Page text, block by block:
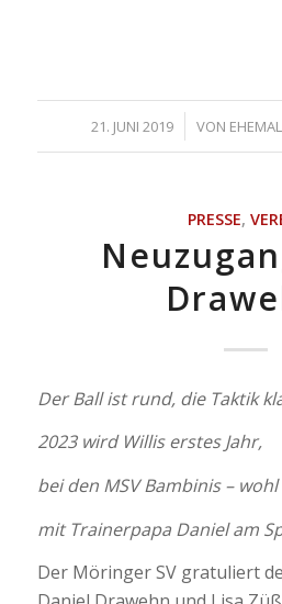
21. JUNI 2019
/ VON
PRESSE,
Der Ball ist rund, die Taktik
2023 wird Willis erstes Jahr,
bei den MSV Bambinis –
mit Trainerpapa Daniel am
Der Möringer SV gratuliert